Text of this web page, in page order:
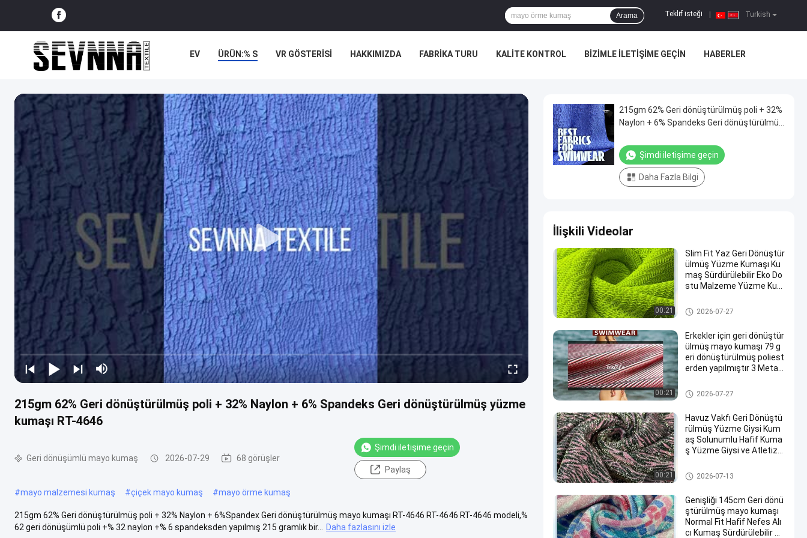
Turkish
Teklif isteği
Arama
EV ÜRÜN:% S VR GÖSTERISI HAKKIMIZDA FABRIKA TURU KALITE KONTROL BIZIMLE ILETIŞIME GEÇIN HABERLER
215gm 62% Geri dönüştürülmüş poli + 32% Naylon + 6% Spandeks Geri dönüştürülmüş yüzme
kumaşı RT-4646
Geri dönüşümlü mayo kumaş 2026-07-29 68 görüşler
Şimdi iletişime geçin
Paylaş
#mayo malzemesi kumaş #çiçek mayo kumaş #mayo örme kumaş
215gm 62% Geri dönüştürülmüş poli + 32% Naylon + 6%Spandex Geri dönüştürülmüş mayo kumaşı RT-4646 RT-4646 RT-4646 modeli,%
62 geri dönüşümlü poli +% 32 naylon +% 6 spandeksden yapılmış 215 gramlık bir...
Daha fazlasını izle
215gm 62% Geri dönüştürülmüş poli + 32%
Naylon + 6% Spandeks Geri dönüştürülmüş
Şimdi iletişime geçin
Daha Fazla Bilgi
İlişkili Videolar
00:21
Slim Fit Yaz Geri Dönüştür
ülmüş Yüzme Kumaşı Ku
maş Sürdürülebilir Eko Do
stu Malzeme Yüzme Kum
çin İdeal
Geri dönüşümlü mayo kumaş
2026-07-27
00:21
Erkekler için geri dönüştür
ülmüş mayo kumaşı 79 g
eri dönüştürülmüş poliest
erden yapılmıştır 3 Metalli
ürülebilir mayo üretimi içi
n idealdir
Geri dönüşümlü mayo kumaş
2026-07-27
00:21
Havuz Vakfı Geri Dönüştü
rülmüş Yüzme Giysi Kum
aş Solunumlu Hafif Kuma
ş Yüzme Giysi ve Atletiz
lanılır
Geri dönüşümlü mayo kumaş
2026-07-13
Genişliği 145cm Geri dönü
ştürülmüş mayo kumaşı
Normal Fit Hafif Nefes Alı
cı Kumaş Sürdürülebilir m